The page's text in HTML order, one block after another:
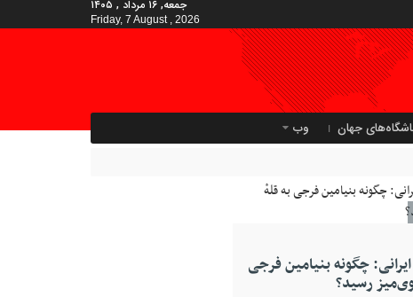
جمعه, ۱۶ مرداد , ۱۴۰۵
Friday, 7 August , 2026
جهان وب
ساله ایرانی: چگونه بنیامین فرجی
رسید؟